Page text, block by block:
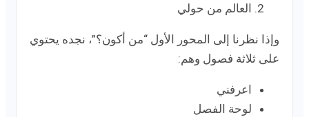
العالم من حولي
وإذا نظرنا إلى المحور الأول “من أكون؟”، نجده يحتوي
على ثلاثة فصول وهم:
اعرفني
لوحة الفصل